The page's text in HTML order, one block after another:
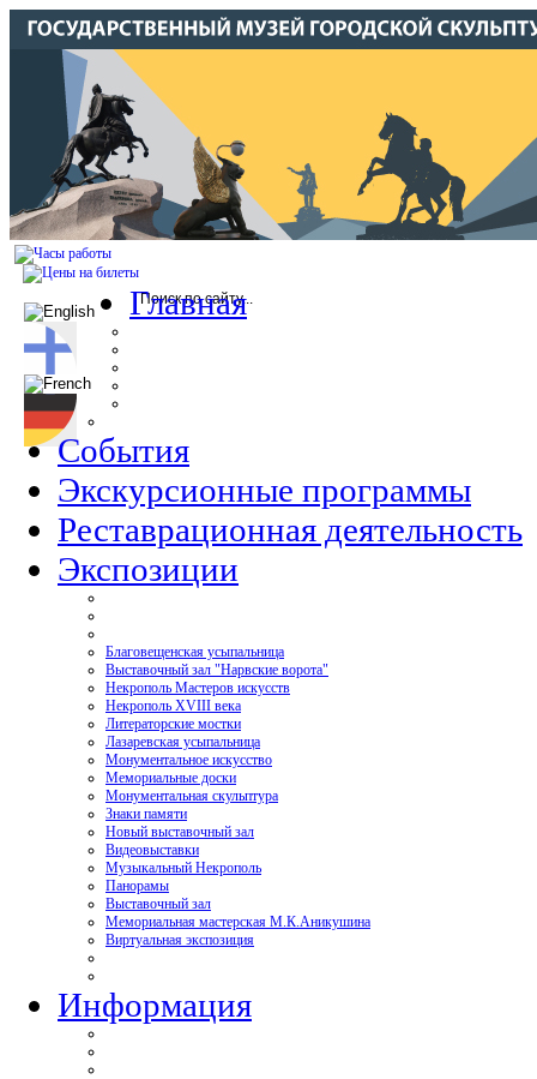
Главная
События
Экскурсионные программы
Реставрационная деятельность
Экспозиции
Благовещенская усыпальница
Выставочный зал "Нарвские ворота"
Некрополь Мастеров искусств
Некрополь XVIII века
Литераторские мостки
Лазаревская усыпальница
Монументальное искусство
Мемориальные доски
Монументальная скульптура
Знаки памяти
Новый выставочный зал
Видеовыставки
Музыкальный Некрополь
Панорамы
Выставочный зал
Мемориальная мастерская М.К.Аникушина
Виртуальная экспозиция
Информация